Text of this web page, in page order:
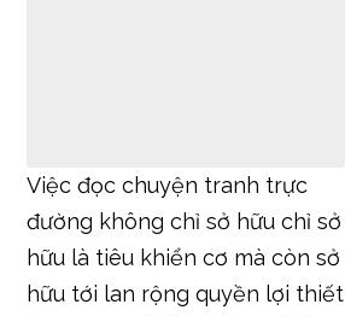
Việc đọc chuyện tranh trực
đường không chỉ sở hữu chỉ sở
hữu là tiêu khiển cơ mà còn sở
hữu tới lan rộng quyền lợi thiết